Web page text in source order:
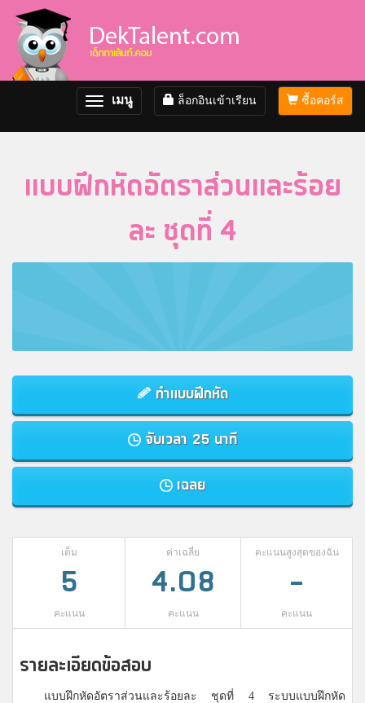
ซื้อคอร์ส
ล็อกอินเข้าเรียน
Toggle
navigation
เมนู
แบบฝึกหัดอัตราส่วนและร้อย
ละ ชุดที่ 4
ทำแบบฝึกหัด
จับเวลา 25 นาที
เฉลย
เต็ม
5
คะแนน
ค่าเฉลี่ย
4.08
คะแนน
คะแนนสูงสุดของฉัน
-
คะแนน
รายละเอียดข้อสอบ
แบบฝึกหัดอัตราส่วนและร้อยละ ชุดที่ 4 ระบบแบบฝึกหัด